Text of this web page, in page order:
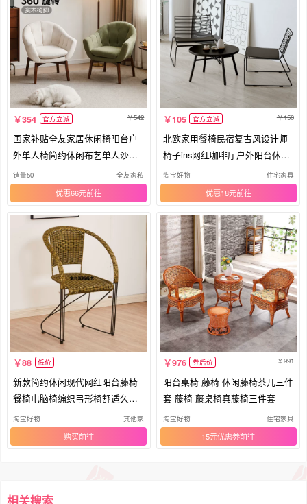
354 官方立减 542
国家补贴全友家居休闲椅阳台户
外单人椅简约休闲布艺单人沙发
椅KS
销量50 全友家私
优惠66元
105 官方立减 150
北欧家用餐椅民宿复古风设计师
椅子ins网红咖啡厅户外阳台休闲
椅
淘宝好物 住宅家具
优惠18元
88 低价
新款简约休闲现代网红阳台藤椅
餐椅电脑椅编织弓形椅舒适久坐
铁艺
淘宝好物 其他家
购买
976 券后价 991
阳台桌椅 藤椅 休闲藤椅茶几三件
套 藤椅 藤桌椅真藤椅三件套
淘宝好物 住宅家具
15元优惠券